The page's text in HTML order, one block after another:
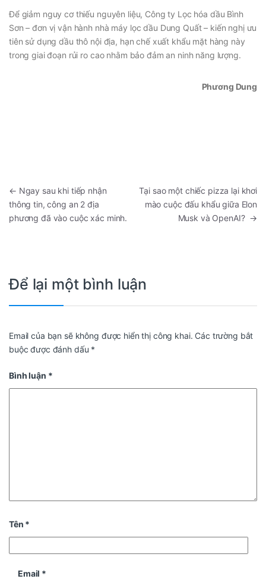
Để giảm nguy cơ thiếu nguyên liệu, Công ty Lọc hóa dầu Bình
Sơn – đơn vị vận hành nhà máy lọc dầu Dung Quất – kiến nghị ưu
tiên sử dụng dầu thô nội địa, hạn chế xuất khẩu mặt hàng này
trong giai đoạn rủi ro cao nhằm bảo đảm an ninh năng lượng.
Phương Dung
← Ngay sau khi tiếp nhận
thông tin, công an 2 địa
phương đã vào cuộc xác minh.
Tại sao một chiếc pizza lại khơi
mào cuộc đấu khẩu giữa Elon
Musk và OpenAI? →
Để lại một bình luận
Email của bạn sẽ không được hiển thị công khai. Các trường bắt
buộc được đánh dấu *
Bình luận *
Tên *
Email *